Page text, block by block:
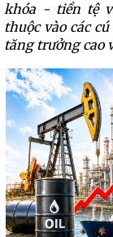
khóa - tiền tệ
thuộc vào các
tăng trưởng cao